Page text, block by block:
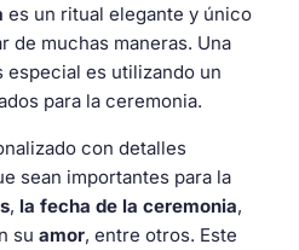
es un ritual elegante y único
de muchas maneras. Una
especial es utilizando un
para la ceremonia.
con detalles
sean importantes para la
, la fecha de la ceremonia,
su amor, entre otros. Este